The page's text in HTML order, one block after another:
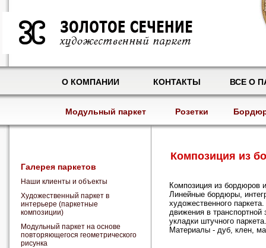
О КОМПАНИИ КОНТАКТЫ ВСЕ О
Модульный паркет Розетки
Галерея паркетов
Наши клиенты и объекты
Художественный паркет в
интерьере (паркетные
композиции)
Модульный паркет на основе
повторяющегося геометрического
рисунка
Композиция из
Композиция из бордюров
Линейные бордюры,
художественного
движения в
укладки штучного паркета.
Материалы - дуб, клен,